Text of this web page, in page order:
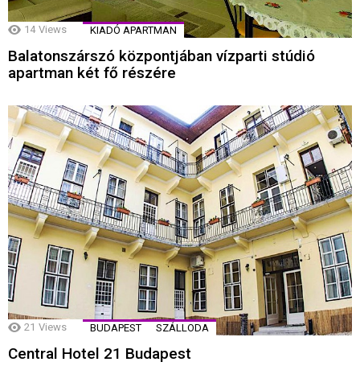
14 Views KIADÓ APARTMAN
Balatonszárszó központjában vízparti stúdió
apartman két fő részére
21 Views BUDAPEST SZÁLLODA
Central Hotel 21 Budapest